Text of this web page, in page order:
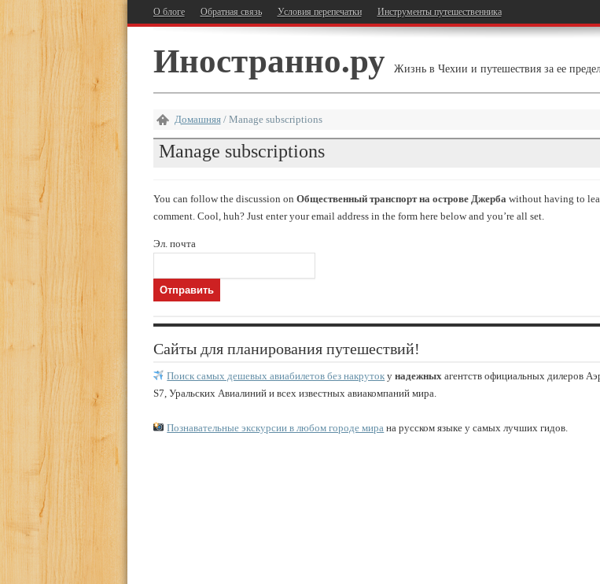
О блоге Обратная связь Условия перепечатки Инструменты путешественника
Иностранно.ру Жизнь в Чехии и путешествия за ее
Домашняя/ Manage subscriptions
Manage subscriptions
You can follow the discussion on Общественный транспорт на острове Джерба without having to
comment. Cool, huh? Just enter your email address in the form here below and you’re all set.
Эл. почта
Сайты для планирования путешествий!
Поиск самых дешевых авиабилетов без накруток унадежных агентств официальных дилеров
S7, Уральских Авиалиний и всех известных авиакомпаний мира.
Познавательные экскурсии в любом городе мира на русском языке у самых лучших гидов.